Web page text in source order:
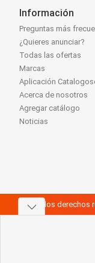
Información
Preguntas más
¿Quieres anunciar?
Todas las ofertas
Marcas
Aplicación
Acerca de nosotros
Agregar catálogo
Noticias
Todos los derechos